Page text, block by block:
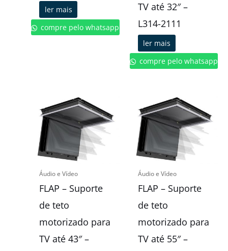
ler mais
compre pelo whatsapp
TV até 32″ –
L314-2111
ler mais
compre pelo whatsapp
Áudio e Vídeo
FLAP – Suporte
de teto
motorizado para
TV até 43″ –
Áudio e Vídeo
FLAP – Suporte
de teto
motorizado para
TV até 55″ –